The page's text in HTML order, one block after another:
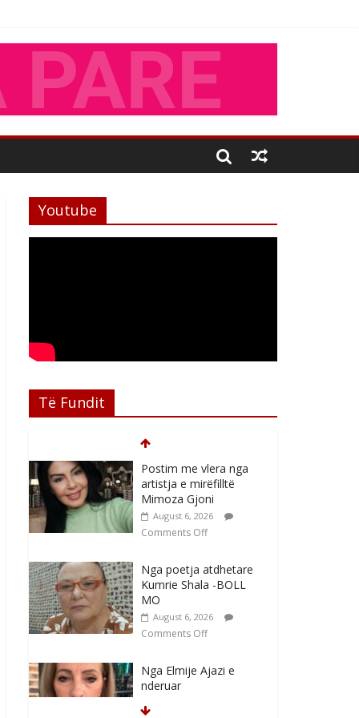
Youtube
Të Fundit
Postim me vlera nga
artistja e mirëfilltë
Mimoza Gjoni
August 6, 2026
Comments Off
Nga poetja atdhetare
Kumrie Shala -BOLL
MO
August 6, 2026
Comments Off
Nga Elmije Ajazi e
nderuar